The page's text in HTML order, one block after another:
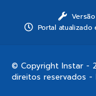
Portal atualizado
© Copyright Instar -
direitos reservados -